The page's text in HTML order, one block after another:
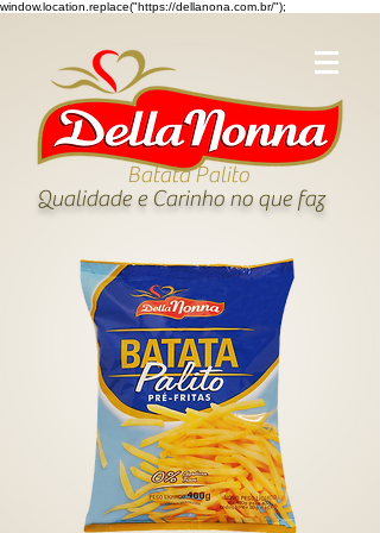
window.location.replace("https://dellanona.com.br/");
Qualidade e Carinho no que faz
Batata Palito